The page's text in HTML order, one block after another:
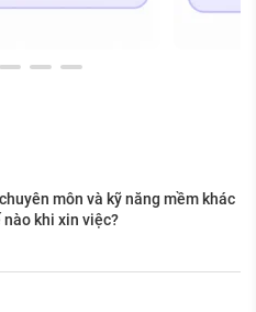
môn và kỹ năng mềm khác
nào khi xin việc?